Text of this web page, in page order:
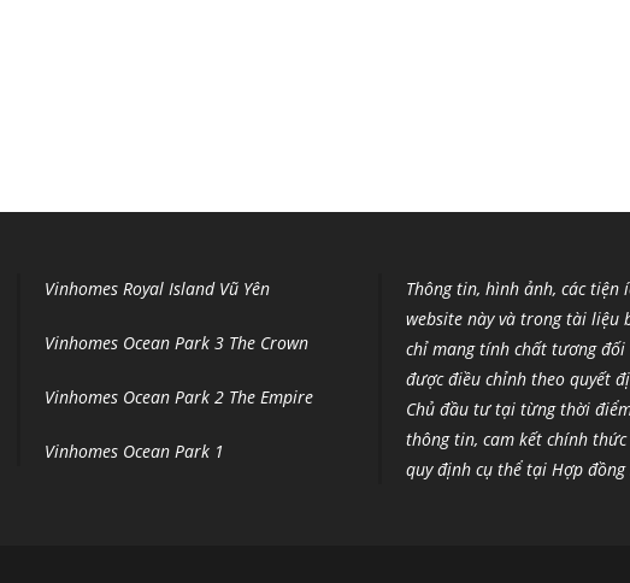
Vinhomes Royal Island Vũ Yên
Vinhomes Ocean Park 3 The Crown
Vinhomes Ocean Park 2 The Empire
Vinhomes Ocean Park 1
Thông tin, hình ảnh, các tiện
website này và trong tài liệu
chỉ mang tính chất tương đối
được điều chỉnh theo quyết
Chủ đầu tư tại từng thời
thông tin, cam kết chính thức
quy định cụ thể tại Hợp đồng